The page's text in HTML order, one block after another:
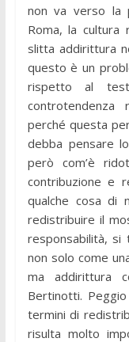
non va verso la
Roma, la cultura
slitta addirittura
questo è un
rispetto al
perché questa
debba pensare
però com’è
contribuzione e
qualche cosa di
redistribuire il
responsabilità, si
non solo come
ma addirittura
Bertinotti.
termini di
risulta molto